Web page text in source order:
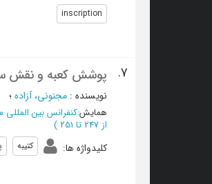
inscription
7. پوشش کعبه و نقش
نویسنده : مجنونی، آزاده؛
همایش:کنفرانس بین المللی
از 247 تا 251
)
کلیدواژه ها: کتیبه